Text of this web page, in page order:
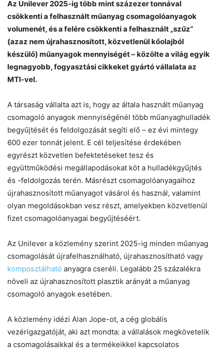
Az Unilever 2025-ig több mint százezer tonnával
csökkenti a felhasznált műanyag csomagolóanyagok
volumenét, és a felére csökkenti a felhasznált „szűz”
(azaz nem újrahasznosított, közvetlenül kőolajból
készülő) műanyagok mennyiségét – közölte a világ egyik
legnagyobb, fogyasztási cikkeket gyártó vállalata az
MTI-vel.
A társaság vállalta azt is, hogy az általa használt műanyag
csomagoló anyagok mennyiségénél több műanyaghulladék
begyűjtését és feldolgozását segíti elő – ez évi mintegy
600 ezer tonnát jelent. E cél teljesítése érdekében
egyrészt közvetlen befektetéseket tesz és
együttműködési megállapodásokat köt a hulladékgyűjtés
és -feldolgozás terén. Másrészt csomagolóanyagaihoz
újrahasznosított műanyagot vásárol és használ, valamint
olyan megoldásokban vesz részt, amelyekben közvetlenül
fizet csomagolóanyagai begyűjtéséért.
Az Unilever a közlemény szerint 2025-ig minden műanyag
csomagolását újrafelhasználható, újrahasznosítható vagy
komposztálható anyagra cseréli. Legalább 25 százalékra
növeli az újrahasznosított plasztik arányát a műanyag
csomagoló anyagok esetében.
A közlemény idézi Alan Jope-ot, a cég globális
vezérigazgatóját, aki azt mondta: a vállalások megkövetelik
a csomagolásaikkal és a termékeikkel kapcsolatos
Helló! Miben segíthetek ma?